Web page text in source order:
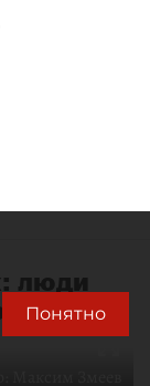
люди
Понятно